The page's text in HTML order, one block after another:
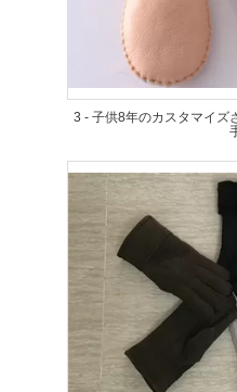
3 - 子供8年のカスタマイズ